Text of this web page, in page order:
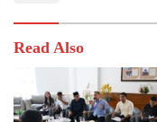
Read Also